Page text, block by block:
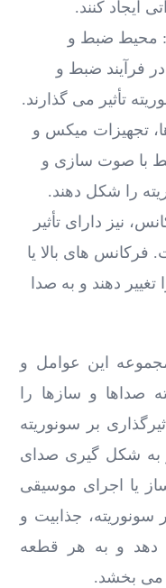
ایجاد کنند.
محیط ضبط و
فرآیند ضبط و
تأثیر می ‌گذارند.
تجهیزات میکس و
با صوت ‌سازی و
را شکل دهند.
نیز دارای تأثیر
فرکانس ‌های بالا یا
تغییر دهند و به صدا
این عوامل و
صداها و سازها را
بر سونوریته
به شکل ‌گیری صدای
یا اجرای موسیقی
جذابیت و
‌دهد و به هر قطعه
‌بخشد.